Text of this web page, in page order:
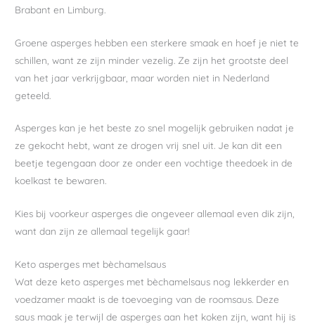
Brabant en Limburg.
Groene asperges hebben een sterkere smaak en hoef je niet te
schillen, want ze zijn minder vezelig. Ze zijn het grootste deel
van het jaar verkrijgbaar, maar worden niet in Nederland
geteeld.
Asperges kan je het beste zo snel mogelijk gebruiken nadat je
ze gekocht hebt, want ze drogen vrij snel uit. Je kan dit een
beetje tegengaan door ze onder een vochtige theedoek in de
koelkast te bewaren.
Kies bij voorkeur asperges die ongeveer allemaal even dik zijn,
want dan zijn ze allemaal tegelijk gaar!
Keto asperges met bèchamelsaus
Wat deze keto asperges met bèchamelsaus nog lekkerder en
voedzamer maakt is de toevoeging van de roomsaus. Deze
saus maak je terwijl de asperges aan het koken zijn, want hij is